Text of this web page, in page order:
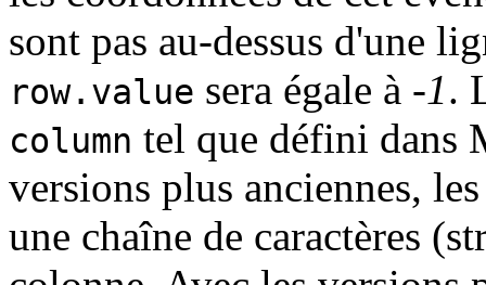
sont pas au-dessus d'une
row.value sera égale à -1.
column tel que défini dans
versions plus anciennes,
une chaîne de caractères